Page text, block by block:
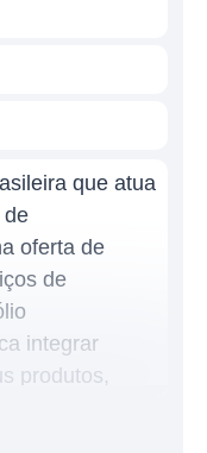
que atua
de
oferta de
de
integrar
produtos,
digital dos